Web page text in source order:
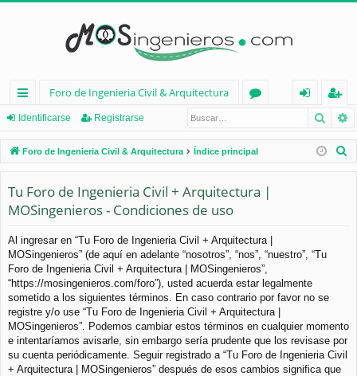
nl
ac
es
rá
pi
d
os
Foro de Ingenieria Civil & Arquitectura
os
nt
ifi
eg
ist
ra
Identificarse Registrarse
Foro de Ingenieria Civil & Arquitectura Índice principal
Tu Foro de Ingenieria Civil + Arquitectura |
MOSingenieros - Condiciones de uso
Al ingresar en “Tu Foro de Ingenieria Civil + Arquitectura |
MOSingenieros” (de aquí en adelante “nosotros”, “nos”, “nuestro”, “Tu
Foro de Ingenieria Civil + Arquitectura | MOSingenieros”,
“https://mosingenieros.com/foro”), usted acuerda estar legalmente
sometido a los siguientes términos. En caso contrario por favor no se
registre y/o use “Tu Foro de Ingenieria Civil + Arquitectura |
MOSingenieros”. Podemos cambiar estos términos en cualquier momento
e intentaríamos avisarle, sin embargo sería prudente que los revisase por
su cuenta periódicamente. Seguir registrado a “Tu Foro de Ingenieria Civil
+ Arquitectura | MOSingenieros” después de esos cambios significa que